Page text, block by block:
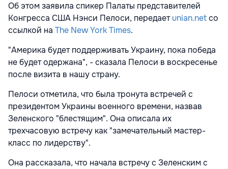
Об этом заявила спикер Палаты представителей
Конгресса США Нэнси Пелоси, передаетunian.netсо
ссылкой на The New York Times.
"Америка будет поддерживать Украину, пока победа
не будет одержана", - сказала Пелоси в воскресенье
после визита в нашу страну.
Пелоси отметила, что была тронута встречей с
президентом Украины военного времени, назвав
Зеленского "блестящим". Она описала их
трехчасовую встречу как "замечательный мастер-
класс по лидерству".
Она рассказала, что начала встречу с Зеленским с